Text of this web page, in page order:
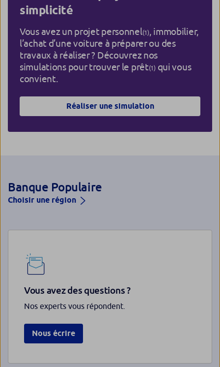
simplicité
Vous avez un projet personnel(1), immobilier,
l’achat d’une voiture à préparer ou des
travaux à réaliser ? Découvrez nos
simulations pour trouver le prêt(1)qui vous
convient.
Réaliser une simulation
Banque Populaire
Choisir une région
Vous avez des questions ?
Nos experts vous répondent.
Nous écrire